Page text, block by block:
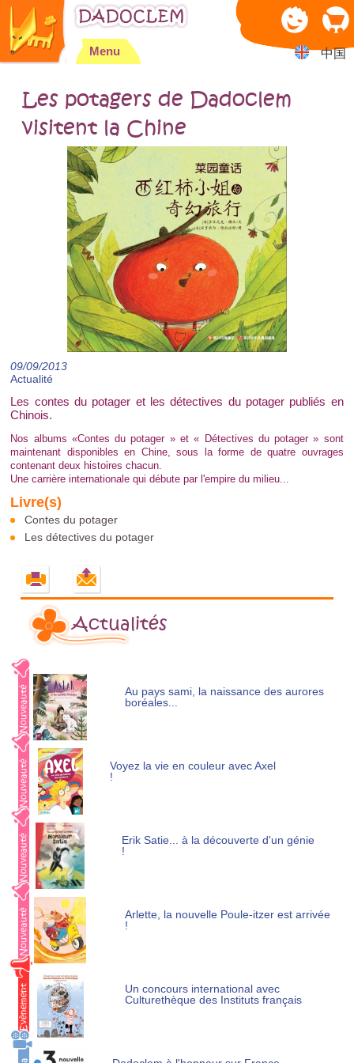
Jump to navigation
Menu 中国
Les potagers de Dadoclem
visitent la Chine
09/09/2013
Actualité
Les contes du potager et les détectives du potager publiés en
Chinois.
Nos albums «Contes du potager » et « Détectives du potager » sont
maintenant disponibles en Chine, sous la forme de quatre ouvrages
contenant deux histoires chacun.
Une carrière internationale qui débute par l'empire du milieu...
Contes du potager
Les détectives du potager
Actualités
Au pays sami, la naissance des aurores
boréales...
Voyez la vie en couleur avec Axel
!
Erik Satie... à la découverte d'un génie
!
Arlette, la nouvelle Poule-itzer est arrivée
!
Un concours international avec
Culturethèque des Instituts français